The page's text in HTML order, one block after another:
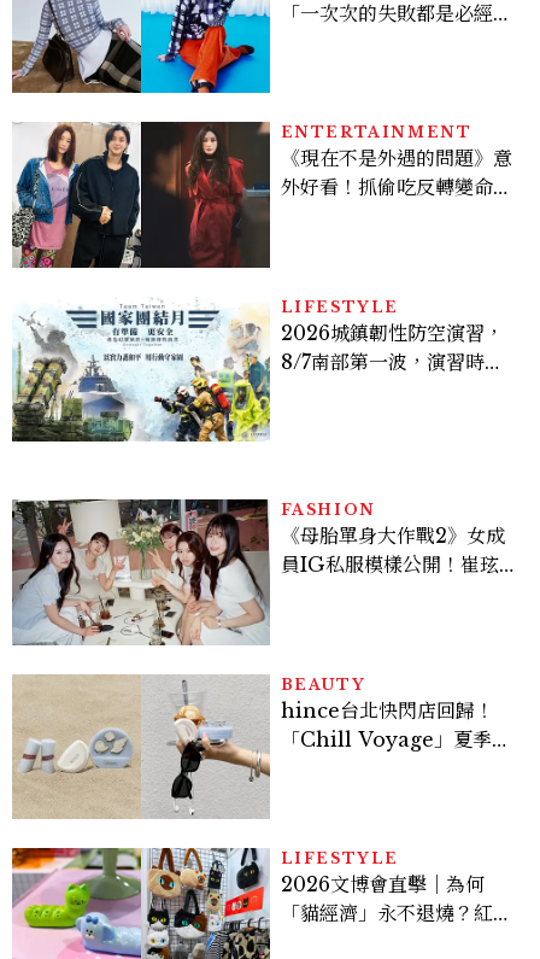
「一次次的失敗都是必經過
ENTERTAINMENT
《現在不是外遇的問題》意
外好看！抓偷吃反轉變命
看點懶人包
LIFESTYLE
2026城鎮韌性防空演習，
8/7南部第一波，演習時
FASHION
《母胎單身大作戰2》女成
員IG私服模樣公開！崔玹諝
BEAUTY
hince台北快閃店回歸！
「Chill Voyage」夏季限
LIFESTYLE
2026文博會直擊｜為何
「貓經濟」永不退燒？紅到